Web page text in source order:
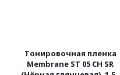
Тонировочная пленка
Membrane ST 05 CH SR